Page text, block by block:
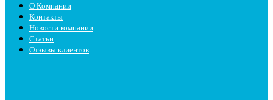
О Компании
Контакты
Новости компании
Статьи
Отзывы клиентов